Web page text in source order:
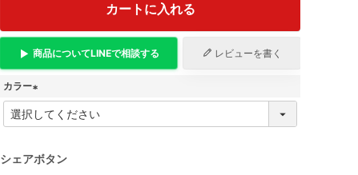
カートに入れる
商品についてLINEで相談する レビューを書く
カラー
必
)
シェアボタン